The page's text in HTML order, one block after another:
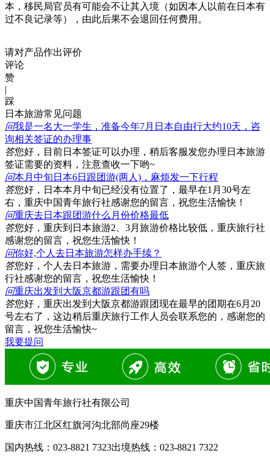
本，移民局官员有可能会不让其入境（如因本人以前在日本有
过不良记录等），由此后果不会退回任何费用。
请对产品作出评价
评论
赞
|
踩
日本旅游常见问题
问我是一名大一学生，准备今年7月日本自由行大约10天，咨
询相关签证的办理事
答您好，目前日本签证可以办理，稍后客服发您办理日本旅游
签证需要的资料，注意查收一下哟~
问本月中旬日本6日跟团游(两人)，麻烦发一下行程
答您好，日本本月中旬已经没有位置了，最早在1月30号左
右，重庆中国青年旅行社感谢您的留言，祝您生活愉快！
问重庆去日本跟团游什么月份价格最低
答您好，重庆到日本旅游2、3月旅游价格比较低，重庆旅行社
感谢您的留言，祝您生活愉快！
问你好,个人去日本旅游怎样办手续？
答您好，个人去日本旅游，需要办理日本旅游个人签，重庆旅
行社感谢您的留言，祝您生活愉快！
问重庆出发到大阪京都游跟团有吗
答您好，重庆出发到大阪京都游跟团现在最早的团期在6月20
号左右了，这边稍后重庆旅行工作人员会联系您的，感谢您的
留言，祝您生活愉快~
我要提问
重庆中国青年旅行社有限公司
重庆市江北区红旗河沟北部尚座29楼
国内热线： 023-8821 7323出境热线： 023-8821 7322